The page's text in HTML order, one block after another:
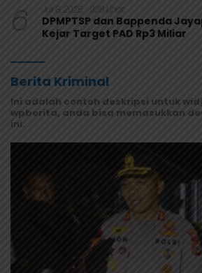
6 Juli 8, 2026 928 Lihat
DPMPTSP dan Bappenda
Kejar Target PAD Rp3 Miliar
Berita Kriminal
Ini adalah contoh deskripsi untuk
wpberita, anda bisa memasukkan
ini.